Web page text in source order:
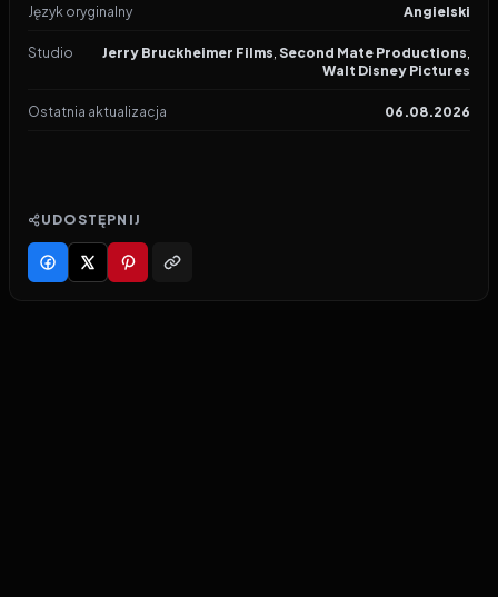
Język oryginalny Angielski
Studio Jerry Bruckheimer Films, Second Mate Productions,
Walt Disney Pictures
Ostatnia aktualizacja 06.08.2026
UDOSTĘPNIJ